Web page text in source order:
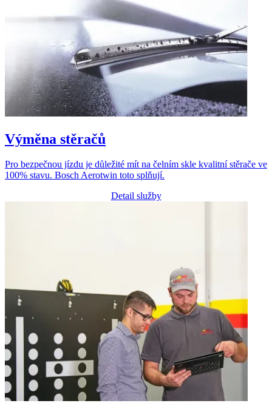
Výměna stěračů
Pro bezpečnou jízdu je důležité mít na čelním skle kvalitní stěrače ve
100% stavu. Bosch Aerotwin toto splňují.
Detail služby